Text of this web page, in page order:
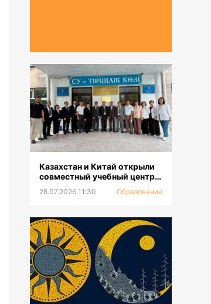
Казахстан и Китай открыли
совместный учебный центр
квалификации и
28.07.2026 11:30 Образование